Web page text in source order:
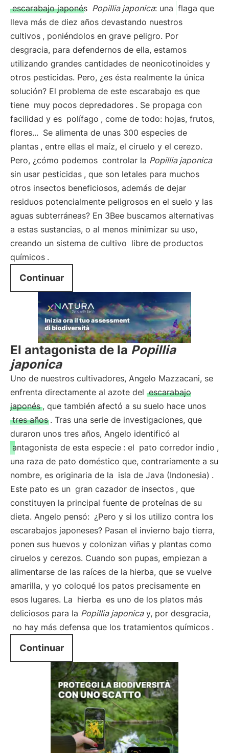
escarabajo japonés Popillia japonica: una flaga que
lleva más de diez años devastando nuestros
cultivos , poniéndolos en grave peligro. Por
desgracia, para defendernos de ella, estamos
utilizando grandes cantidades de neonicotinoides y
otros pesticidas. Pero, ¿es ésta realmente la única
solución? El problema de este escarabajo es que
tiene muy pocos depredadores . Se propaga con
facilidad y es polífago , come de todo: hojas, frutos,
flores... Se alimenta de unas 300 especies de
plantas , entre ellas el maíz, el ciruelo y el cerezo.
Pero, ¿cómo podemos controlar la Popillia japonica
sin usar pesticidas , que son letales para muchos
otros insectos beneficiosos, además de dejar
residuos potencialmente peligrosos en el suelo y las
aguas subterráneas? En 3Bee buscamos alternativas
a estas sustancias, o al menos minimizar su uso,
creando un sistema de cultivo libre de productos
químicos .
Continuar
El antagonista de la Popillia
japonica
Uno de nuestros cultivadores, Angelo Mazzacani, se
enfrenta directamente al azote del escarabajo
japonés , que también afectó a su suelo hace unos
tres años . Tras una serie de investigaciones, que
duraron unos tres años, Angelo identificó al
antagonista de esta especie : el pato corredor indio ,
una raza de pato doméstico que, contrariamente a su
nombre, es originaria de la isla de Java (Indonesia) .
Este pato es un gran cazador de insectos , que
constituyen la principal fuente de proteínas de su
dieta. Angelo pensó: ¿Pero y si los utilizo contra los
escarabajos japoneses? Pasan el invierno bajo tierra,
ponen sus huevos y colonizan viñas y plantas como
ciruelos y cerezos. Cuando son pupas, empiezan a
alimentarse de las raíces de la hierba, que se vuelve
amarilla, y yo coloqué los patos precisamente en
esos lugares. La hierba es uno de los platos más
deliciosos para la Popillia japonicay, por desgracia,
no hay más defensa que los tratamientos químicos .
Continuar